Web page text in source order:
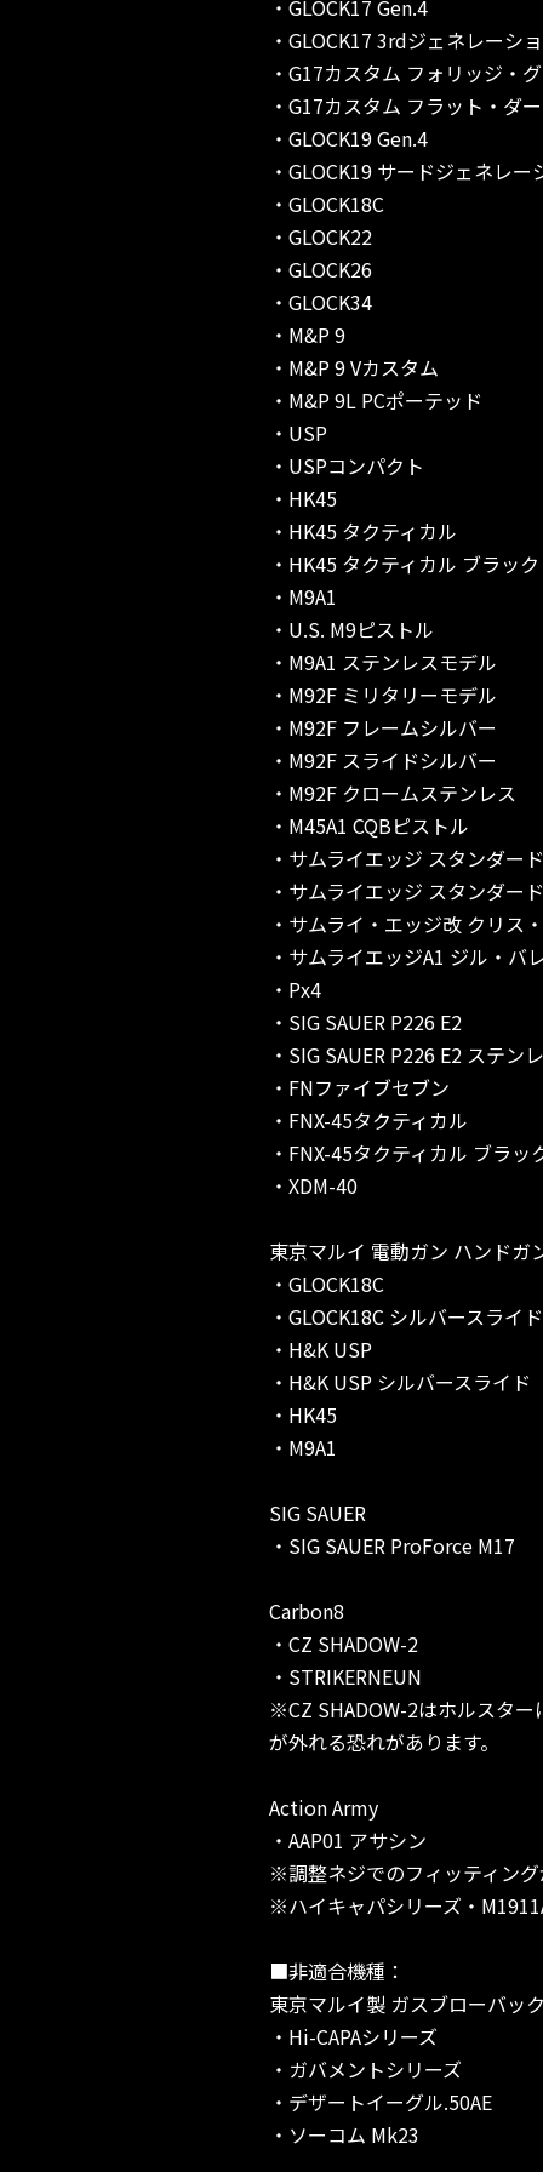
・GLOCK17 Gen.4
・GLOCK17 3rdジェネレーシ
・G17カスタム フォリッジ・
・G17カスタム フラット・ダ
・GLOCK19 Gen.4
・GLOCK19 サードジェネレー
・GLOCK18C
・GLOCK22
・GLOCK26
・GLOCK34
・M&P 9
・M&P 9 Vカスタム
・M&P 9L PCポーテッド
・USP
・USPコンパクト
・HK45
・HK45 タクティカル
・HK45 タクティカル ブラック
・M9A1
・U.S. M9ピストル
・M9A1 ステンレスモデル
・M92F ミリタリーモデル
・M92F フレームシルバー
・M92F スライドシルバー
・M92F クロームステンレス
・M45A1 CQBピストル
・サムライエッジ スタンダー
・サムライエッジ スタンダー
・サムライ・エッジ改 クリス
・サムライエッジA1 ジル・バ
・Px4
・SIG SAUER P226 E2
・SIG SAUER P226 E2 ステン
・FNファイブセブン
・FNX-45タクティカル
・FNX-45タクティカル ブラッ
・XDM-40
東京マルイ 電動ガン ハンドガ
・GLOCK18C
・GLOCK18C シルバースライド
・H&K USP
・H&K USP シルバースライド
・HK45
・M9A1
SIG SAUER
・SIG SAUER ProForce M17
Carbon8
・CZ SHADOW-2
・STRIKERNEUN
※CZ SHADOW-2はホルスタ
が外れる恐れがあります。
Action Army
・AAP01 アサシン
※調整ネジでのフィッティング
※ハイキャパシリーズ・
■非適合機種：
東京マルイ製 ガスブローバッ
・Hi-CAPAシリーズ
・ガバメントシリーズ
・デザートイーグル.50AE
・ソーコム Mk23